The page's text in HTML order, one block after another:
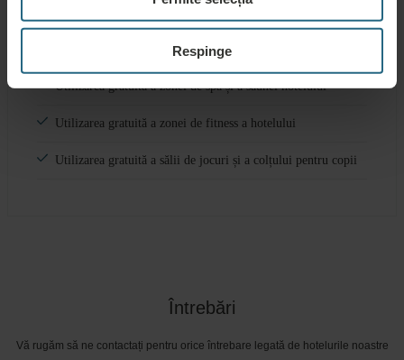
Respinge
Utilizarea gratuită a zonei de spa și a saunei hotelului
Utilizarea gratuită a zonei de fitness a hotelului
Utilizarea gratuită a sălii de jocuri și a colțului pentru copii
Întrebări
Vă rugăm să ne contactați pentru orice întrebare legată de hotelurile noastre